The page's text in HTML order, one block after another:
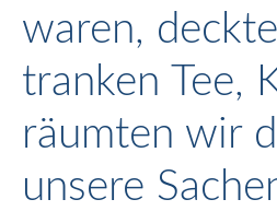
waren,
tranken Tee,
räumten wir
unsere